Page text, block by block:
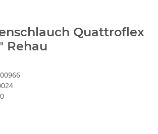
Quattroflex
Rehau